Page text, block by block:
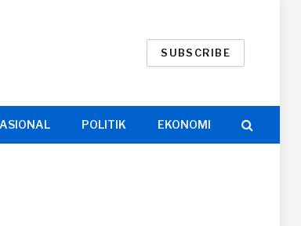
SUBSCRIBE
POLITIK EKONOMI